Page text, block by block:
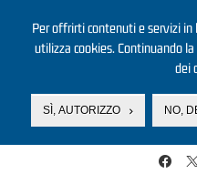
Per offrirti contenuti e servizi
utilizza cookies. Continuando
dei
SÌ, AUTORIZZO NO,